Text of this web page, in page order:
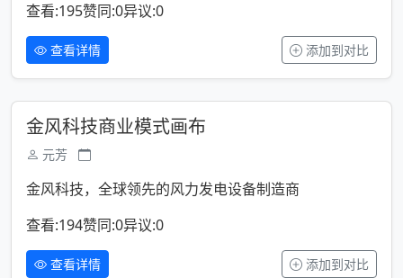
查看:195赞同:0异议:0
查看详情 添加到对比
金风科技商业模式画布
元芳
金风科技，全球领先的风力发电设备制造商
查看:194赞同:0异议:0
查看详情 添加到对比